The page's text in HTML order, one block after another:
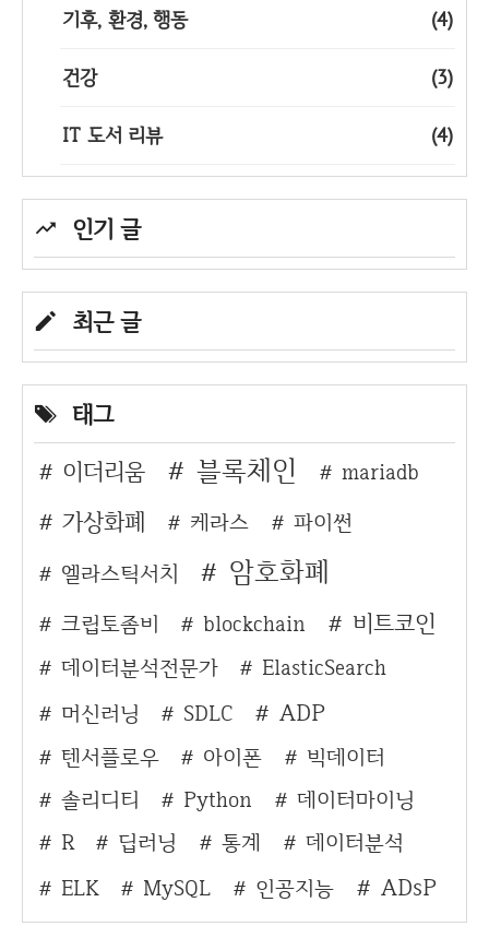
기후, 환경, 행동 (4)
건강 (3)
IT 도서 리뷰 (4)
인기 글
최근 글
태그
이더리움
블록체인 mariadb
가상화폐 케라스
파이썬
엘라스틱서치
암호화폐
크립토좀비 blockchain 비트코인
데이터분석전문가
ElasticSearch
머신러닝
SDLC ADP
텐서플로우 아이폰
빅데이터
솔리디티
Python
데이터마이닝
R
딥러닝 통계
데이터분석
ELK
MySQL 인공지능 ADsP